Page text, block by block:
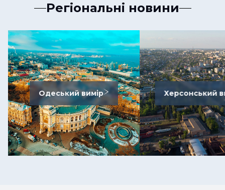
Регіональні новини
Одеський вимір Херсонський